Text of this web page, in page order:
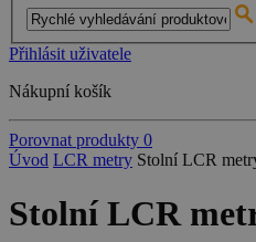
Přihlásit uživatele
Nákupní košík
Porovnat produkty 0
Úvod LCR metry Stolní LCR
Stolní LCR